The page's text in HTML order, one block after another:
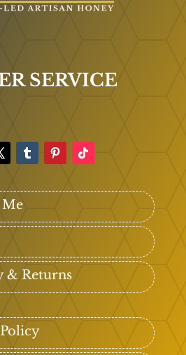
SERVICE
Me
& Returns